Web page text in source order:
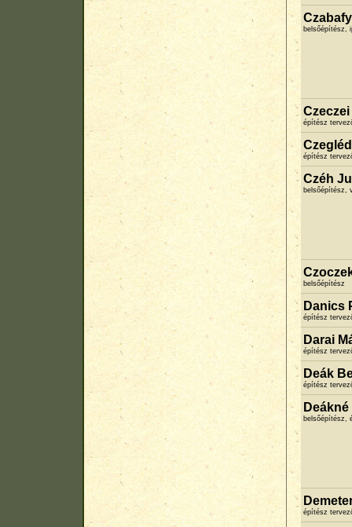
belsőépítész,
építész
építész
Czéh
belsőépítész,
belsőépítész
Danics
építész
Darai
építész
Deák
építész
belsőépítész,
építész